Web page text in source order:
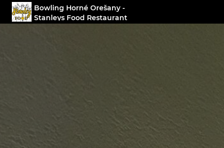
Bowling Horné Orešany -
Stanleys Food Restaurant